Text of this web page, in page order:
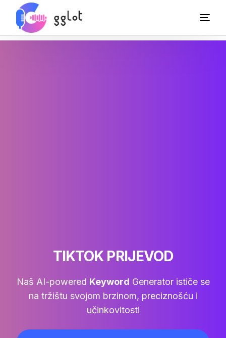
TIKTOK PRIJEVOD
Naš AI-powered Keyword Generator ističe se
na tržištu svojom brzinom, preciznošću i
učinkovitosti